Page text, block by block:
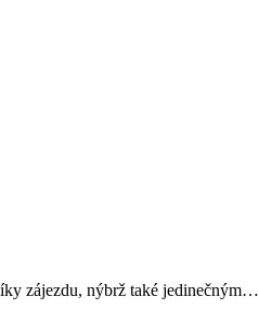
zájezdu, nýbrž také jedinečným…